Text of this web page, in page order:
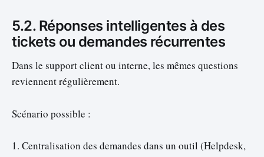
5.2. Réponses intelligentes à des
tickets ou demandes récurrentes
Dans le support client ou interne, les mêmes questions
reviennent régulièrement.
Scénario possible :
1. Centralisation des demandes dans un outil (Helpdesk,